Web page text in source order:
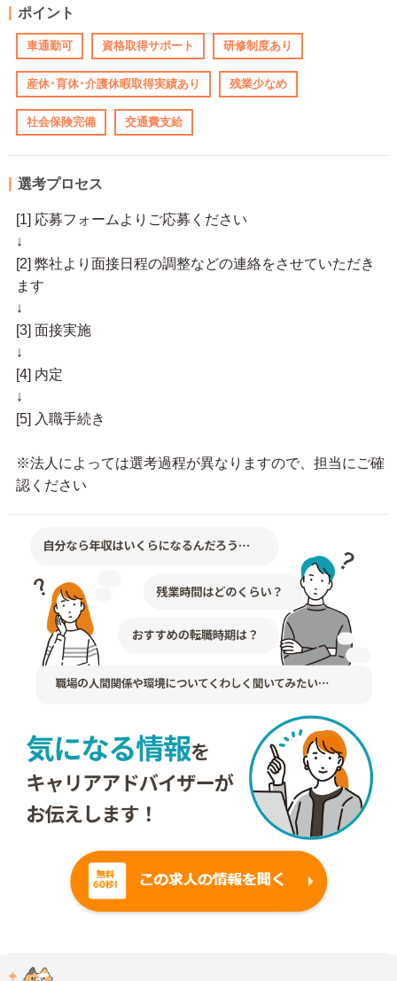
ポイント
車通勤可 資格取得サポート 研修制度あり
産休･育休･介護休暇取得実績あり 残業少なめ
社会保険完備 交通費支給
選考プロセス
[1] 応募フォームよりご応募ください
↓
[2] 弊社より面接日程の調整などの連絡をさせていただき
ます
↓
[3] 面接実施
↓
[4] 内定
↓
[5] 入職手続き
※法人によっては選考過程が異なりますので、担当にご確
認ください